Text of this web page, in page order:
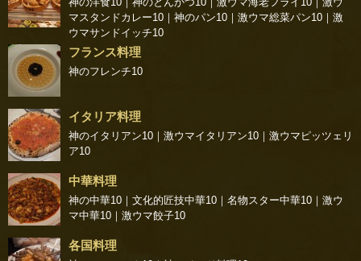
マスタンドカレー10 ｜ 神のパン10 ｜ 激ウマ総菜パン10 ｜ 激
ウマサンドイッチ10
フランス料理
神のフレンチ10
イタリア料理
神のイタリアン10 ｜ 激ウマイタリアン10 ｜ 激ウマピッツェリ
ア10
中華料理
神の中華10 ｜ 文化的匠技中華10 ｜ 名物スター中華10 ｜ 激ウ
マ中華10 ｜ 激ウマ餃子10
各国料理